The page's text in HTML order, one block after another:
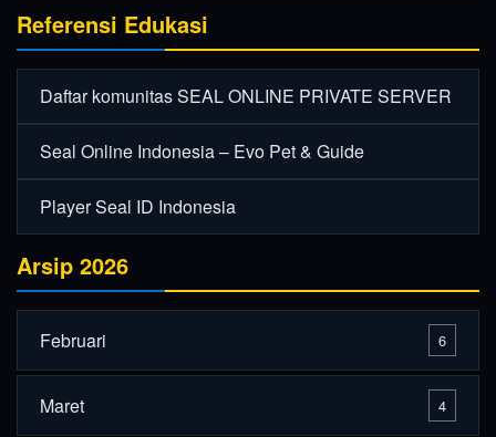
Referensi Edukasi
Daftar komunitas SEAL ONLINE PRIVATE SERVER
Seal Online Indonesia – Evo Pet & Guide
Player Seal ID Indonesia
Arsip 2026
Februari 6
Maret 4